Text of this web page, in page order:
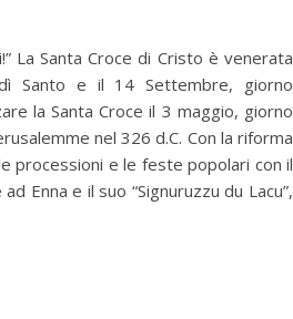
La Santa Croce di Cristo è venerata
Santo e il 14 Settembre, giorno
la Santa Croce il 3 maggio, giorno
nel 326 d.C. Con la riforma
processioni e le feste popolari con il
Enna e il suo “Signuruzzu du Lacu”,